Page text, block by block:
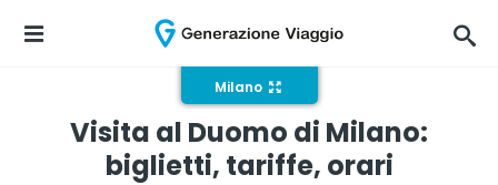
Milano
Visita al Duomo di Milano:
biglietti, tariffe, orari